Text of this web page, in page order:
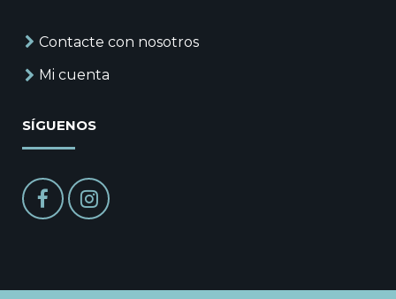
Contacte con nosotros
Mi cuenta
SÍGUENOS